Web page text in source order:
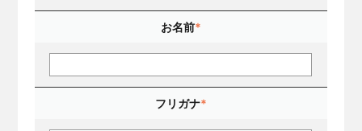
お名前*
フリガナ*